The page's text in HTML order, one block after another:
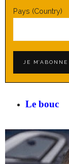
Pays (Country)
Le bouc